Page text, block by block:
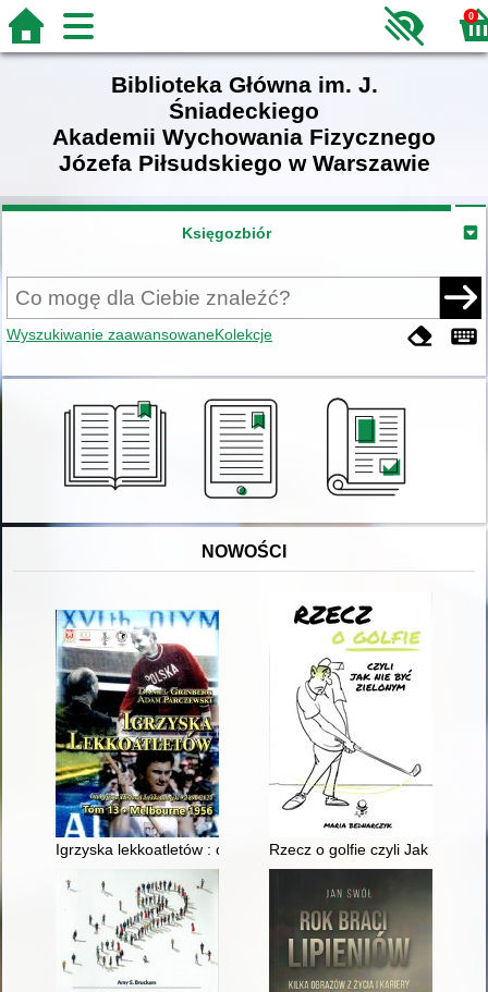
0
Biblioteka Główna im. J.
Śniadeckiego
Akademii Wychowania Fizycznego
Józefa Piłsudskiego w Warszawie
Księgozbiór
Wyszukiwanie zaawansowaneKolekcje
NOWOŚCI
Igrzyska lekkoatletów : olimpijska historia lekkoatletyki 1896-
Rzecz o golfie czyli Jak nie być